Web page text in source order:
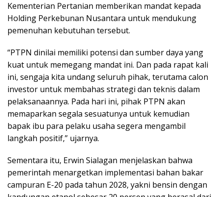
Kementerian Pertanian memberikan mandat kepada
Holding Perkebunan Nusantara untuk mendukung
pemenuhan kebutuhan tersebut.
“PTPN dinilai memiliki potensi dan sumber daya yang
kuat untuk memegang mandat ini. Dan pada rapat kali
ini, sengaja kita undang seluruh pihak, terutama calon
investor untuk membahas strategi dan teknis dalam
pelaksanaannya. Pada hari ini, pihak PTPN akan
memaparkan segala sesuatunya untuk kemudian
bapak ibu para pelaku usaha segera mengambil
langkah positif,” ujarnya.
Sementara itu, Erwin Sialagan menjelaskan bahwa
pemerintah menargetkan implementasi bahan bakar
campuran E-20 pada tahun 2028, yakni bensin dengan